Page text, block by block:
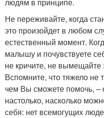
Не переживайте, когда
это произойдет в любом
естественный момент.
малышу и почувствуете
не кричите, не вымещайте
Вспомните, что тяжело не
чем Вы сможете помочь, –
настолько, насколько
себя: нет всемогущих